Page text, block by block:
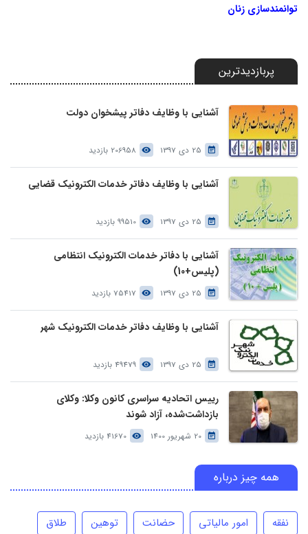
توانمندسازی زنان
پربازدیدترین
آشنایی با وظایف دفاتر پیشخوان دولت
25 دی 1397 206958 بازدید
آشنایی با وظایف دفاتر خدمات الکترونیک قضایی
25 دی 1397 99510 بازدید
آشنایی با دفاتر خدمات الکترونیک انتظامی
(پلیس+10)
25 دی 1397 75417 بازدید
آشنایی با وظایف دفاتر خدمات الکترونیک شهر
25 دی 1397 49479 بازدید
رییس اتحادیه سراسری کانون وکلا: وکلای
بازداشت‌شده، آزاد شوند
20 شهریور 1400 41670 بازدید
همه چیز درباره
نفقه امور مالیاتی حضانت توهین
طلاق